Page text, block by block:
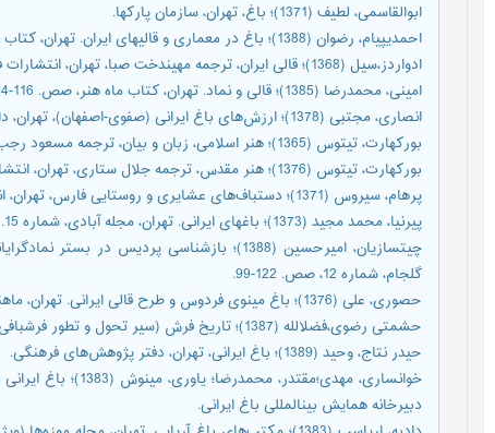
ابوالقاسمی، لطیف (1371)؛ باغ، تهران، سازمان پارکها.
احمدیپیام، رضوان (1388)؛ باغ در معماری و قالیهای ایران. تهران، کتاب ماه هنر، صص. 62-58.
ادواردز،‌سیل (1368)؛ قالی ایران، ترجمه مهیندخت صبا، تهران، انتشارات فرهنگسرا.
امینی، محمدرضا (1385)؛ قالی و نماد. تهران، کتاب ماه هنر، صص. 116-104.
انصاری، مجتبی (1378)؛ ارزش‌های باغ ایرانی (صفوی-اصفهان)، تهران، دانشگاه تهران، رساله‌ی دکترا.
‌بورکهارت، تیتوس (1365)؛ هنر اسلامی، زبان و بیان، ترجمه مسعود رجب نیا، تهران، انتشارات سروش.
بورکهارت، تیتوس (1376)؛ هنر مقدس، ترجمه جلال ستاری، تهران، انتشارت سروش.
پرهام، سیروس (1371)؛ دستباف‌های عشایری و روستایی فارس، تهران، انتشارات امیرکبیر.
پیرنیا، محمد مجید (1373)؛ باغهای ایرانی. تهران، مجله آبادی، شماره 15.
چیتسازیان، امیرحسین (1388)؛ بازشناسی پردیس
گلجام، شماره 12، صص. 122-99.
حصوری، علی (1376)؛ باغ مینوی فردوس و طرح قالی ایرانی. تهران، ماهنامه کلک، شماره 89- 93.
حشمتی رضوی،‌فضلالله (1387)؛ تاریخ فرش (سیر تحول و تطور فرشبافی ایران)، تهران، انتشارات هنر.
حیدر نتاج، وحید (1389)؛ باغ ایرانی، تهران، دفتر پژوهش‌های فرهنگی.
خوانساری،
دبیرخانه همایش بینالمللی باغ ایرانی.